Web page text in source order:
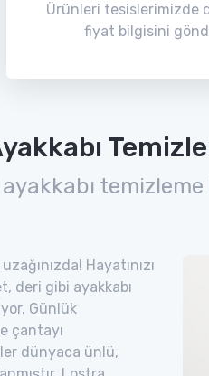
Ürünleri tesislerimizde
fiyat bilgisini
Hayatınızı
deri gibi ayakkabı
Günlük
çantayı
dünyaca ünlü,